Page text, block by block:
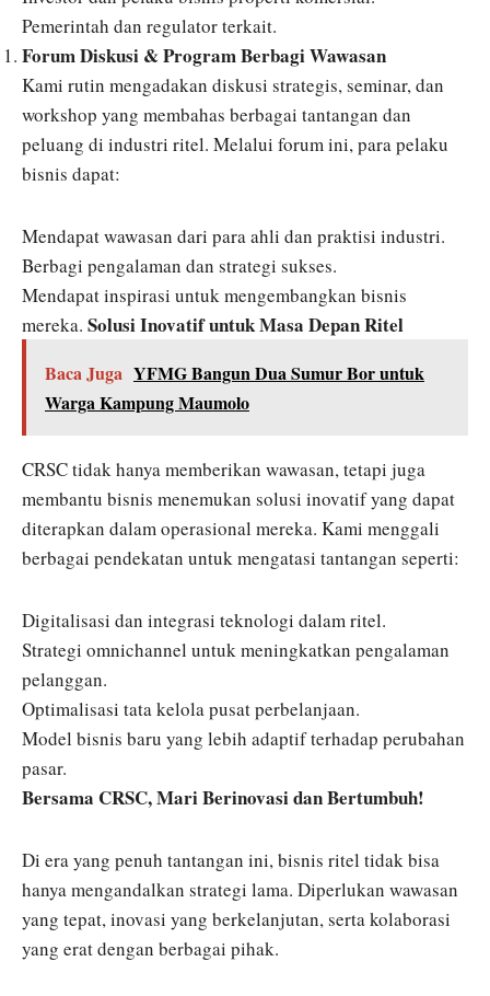
Pemerintah dan regulator terkait.
Forum Diskusi & Program Berbagi Wawasan
Kami rutin mengadakan diskusi strategis, seminar, dan
workshop yang membahas berbagai tantangan dan
peluang di industri ritel. Melalui forum ini, para pelaku
bisnis dapat:
Mendapat wawasan dari para ahli dan praktisi industri.
Berbagi pengalaman dan strategi sukses.
Mendapat inspirasi untuk mengembangkan bisnis
mereka. Solusi Inovatif untuk Masa Depan Ritel
Baca Juga YFMG Bangun Dua Sumur Bor untuk
Warga Kampung Maumolo
CRSC tidak hanya memberikan wawasan, tetapi juga
membantu bisnis menemukan solusi inovatif yang dapat
diterapkan dalam operasional mereka. Kami menggali
berbagai pendekatan untuk mengatasi tantangan seperti:
Digitalisasi dan integrasi teknologi dalam ritel.
Strategi omnichannel untuk meningkatkan pengalaman
pelanggan.
Optimalisasi tata kelola pusat perbelanjaan.
Model bisnis baru yang lebih adaptif terhadap perubahan
pasar.
Bersama CRSC, Mari Berinovasi dan Bertumbuh!
Di era yang penuh tantangan ini, bisnis ritel tidak bisa
hanya mengandalkan strategi lama. Diperlukan wawasan
yang tepat, inovasi yang berkelanjutan, serta kolaborasi
yang erat dengan berbagai pihak.